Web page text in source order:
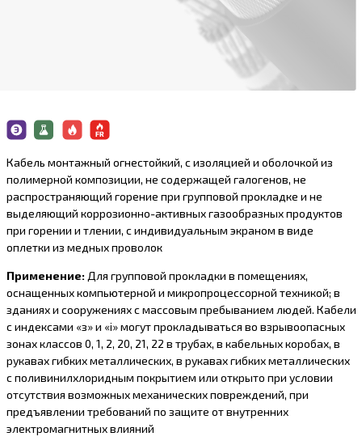
Кабель монтажный огнестойкий, с изоляцией и оболочкой из
полимерной композиции, не содержащей галогенов, не
распространяющий горение при групповой прокладке и не
выделяющий коррозионно-активныx газообразныx продуктов
при горении и тлении, с индивидуальным экраном в виде
оплетки из медных проволок
Применение:Для групповой прокладки в помещениях,
оснащенных компьютерной и микропроцессорной техникой; в
зданиях и сооружениях с массовым пребыванием людей. Кабели
с индексами «з» и «i» могут прокладываться во взрывоопасных
зонах классов 0, 1, 2, 20, 21, 22 в трубах, в кабельных коробах, в
рукавах гибких металлических, в рукавах гибких металлических
с поливинилхлоридным покрытием или открыто при условии
отсутствия возможных механических повреждений, при
предъявлении требований по защите от внутренних
электромагнитных влияний